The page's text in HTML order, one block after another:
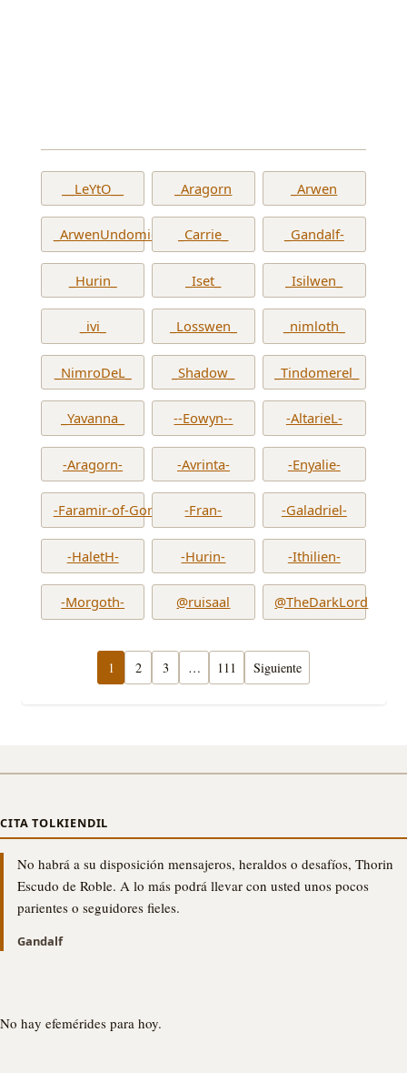
__LeYtO__ _Aragorn _Arwen
_ArwenUndomiel_ _Carrie_ _Gandalf-
_Hurin_ _Iset_ _Isilwen_
_ivi_ _Losswen_ _nimloth_
_NimroDeL_ _Shadow_ _Tindomerel_
_Yavanna_ --Eowyn-- -AltarieL-
-Aragorn- -Avrinta- -Enyalie-
-Faramir-of-Gondor- -Fran- -Galadriel-
-HaletH- -Hurin- -Ithilien-
-Morgoth- @ruisaal @TheDarkLord
1 2 3 … 111 Siguiente
CITA TOLKIENDIL
No habrá a su disposición mensajeros, heraldos o desafíos, Thorin
Escudo de Roble. A lo más podrá llevar con usted unos pocos
parientes o seguidores fieles.
Gandalf
No hay efemérides para hoy.